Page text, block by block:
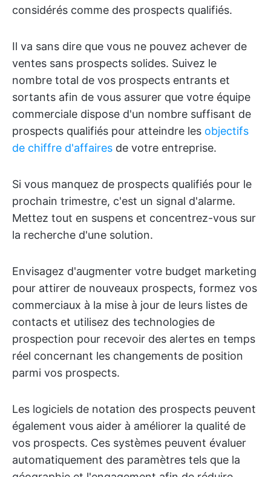
considérés comme des prospects qualifiés.
Il va sans dire que vous ne pouvez achever de
ventes sans prospects solides. Suivez le
nombre total de vos prospects entrants et
sortants afin de vous assurer que votre équipe
commerciale dispose d'un nombre suffisant de
prospects qualifiés pour atteindre les objectifs
de chiffre d'affaires de votre entreprise.
Si vous manquez de prospects qualifiés pour le
prochain trimestre, c'est un signal d'alarme.
Mettez tout en suspens et concentrez-vous sur
la recherche d'une solution.
Envisagez d'augmenter votre budget marketing
pour attirer de nouveaux prospects, formez vos
commerciaux à la mise à jour de leurs listes de
contacts et utilisez des technologies de
prospection pour recevoir des alertes en temps
réel concernant les changements de position
parmi vos prospects.
Les logiciels de notation des prospects peuvent
également vous aider à améliorer la qualité de
vos prospects. Ces systèmes peuvent évaluer
automatiquement des paramètres tels que la